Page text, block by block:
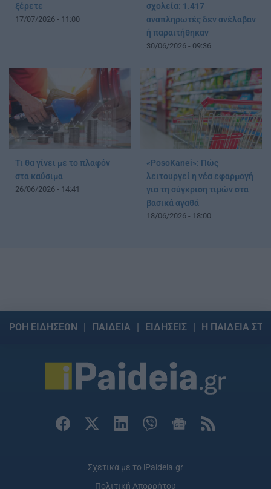
ξέρετε
17/07/2026 - 11:00
σχολεία: 1.417
αναπληρωτές δεν ανέλαβαν
ή παραιτήθηκαν
30/06/2026 - 09:36
Τι θα γίνει με το πλαφόν
στα καύσιμα
26/06/2026 - 14:41
«PosoKanei»: Πώς
λειτουργεί η νέα εφαρμογή
για τη σύγκριση τιμών στα
βασικά αγαθά
18/06/2026 - 18:00
ΡΟΗ ΕΙΔΗΣΕΩΝ ΠΑΙΔΕΙΑ ΕΙΔΗΣΕΙΣ Η ΠΑΙΔΕΙΑ
Σχετικά με το iPaideia.gr
Πολιτική Απορρήτου